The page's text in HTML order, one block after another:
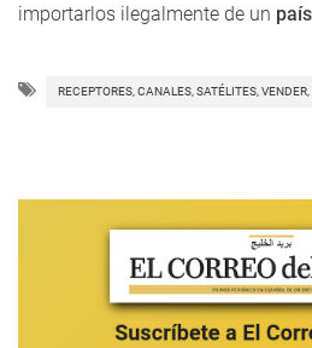
importarlos ilegalmente de un
RECEPTORES, CANALES, SATÉLITES,